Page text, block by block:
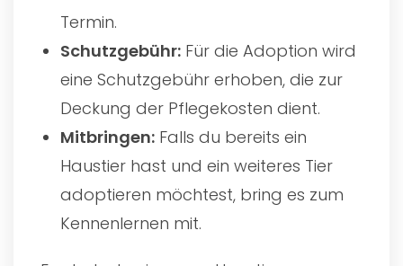
Termin.
Schutzgebühr: Für die Adoption wird
eine Schutzgebühr erhoben, die zur
Deckung der Pflegekosten dient.
Mitbringen: Falls du bereits ein
Haustier hast und ein weiteres Tier
adoptieren möchtest, bring es zum
Kennenlernen mit.